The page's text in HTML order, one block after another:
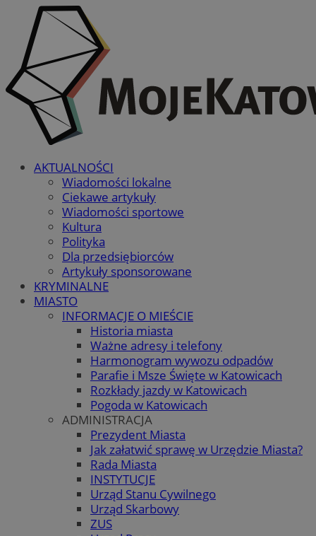
AKTUALNOŚCI
Wiadomości lokalne
Ciekawe artykuły
Wiadomości sportowe
Kultura
Polityka
Dla przedsiębiorców
Artykuły sponsorowane
KRYMINALNE
MIASTO
INFORMACJE O MIEŚCIE
Historia miasta
Ważne adresy i telefony
Harmonogram wywozu odpadów
Parafie i Msze Święte w Katowicach
Rozkłady jazdy w Katowicach
Pogoda w Katowicach
ADMINISTRACJA
Prezydent Miasta
Jak załatwić sprawę w Urzędzie Miasta?
Rada Miasta
INSTYTUCJE
Urząd Stanu Cywilnego
Urząd Skarbowy
ZUS